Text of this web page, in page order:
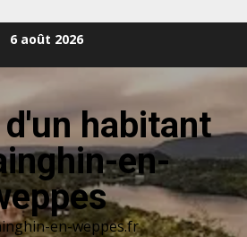
6 août 2026
habitant
en-
en-weppes.fr